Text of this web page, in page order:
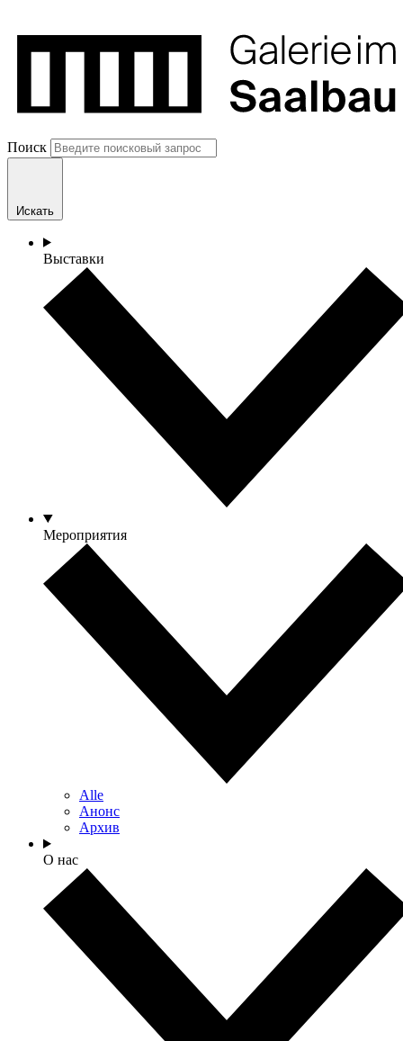
Поиск
Искать
Выставки
Мероприятия
Alle
Анонс
Архив
О нас